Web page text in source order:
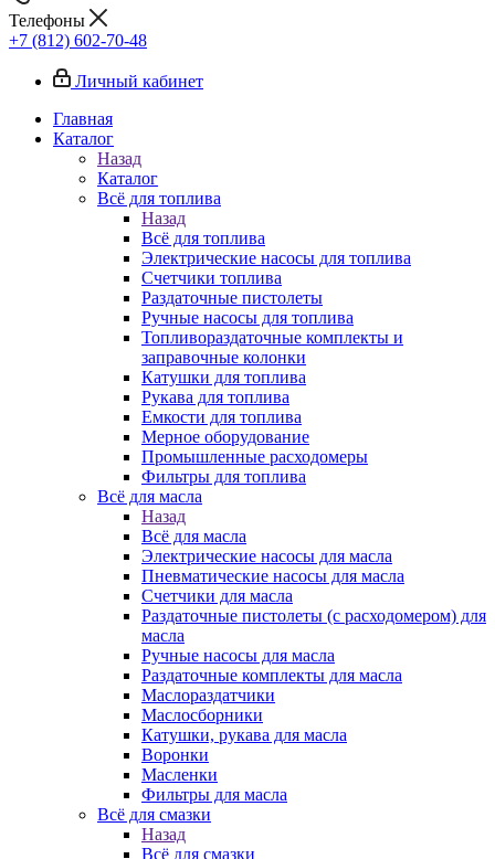
Телефоны
+7 (812) 602-70-48
Личный кабинет
Главная
Каталог
Назад
Каталог
Всё для топлива
Назад
Всё для топлива
Электрические насосы для топлива
Счетчики топлива
Раздаточные пистолеты
Ручные насосы для топлива
Топливораздаточные комплекты и
заправочные колонки
Катушки для топлива
Рукава для топлива
Емкости для топлива
Мерное оборудование
Промышленные расходомеры
Фильтры для топлива
Всё для масла
Назад
Всё для масла
Электрические насосы для масла
Пневматические насосы для масла
Счетчики для масла
Раздаточные пистолеты (с расходомером) для
масла
Ручные насосы для масла
Раздаточные комплекты для масла
Маслораздатчики
Маслосборники
Катушки, рукава для масла
Воронки
Масленки
Фильтры для масла
Всё для смазки
Назад
Всё для смазки